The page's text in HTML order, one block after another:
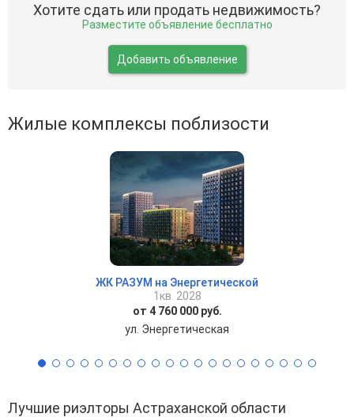
Хотите сдать или продать недвижимость?
Разместите объявление бесплатно
Добавить объявление
Жилые комплексы поблизости
ЖК РАЗУМ на Энергетической
1кв. 2028
от 4 760 000 руб.
ул. Энергетическая
Лучшие риэлторы Астраханской области